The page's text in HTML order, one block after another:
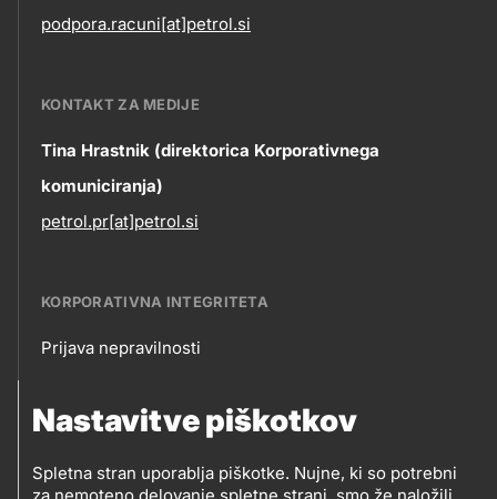
Nastavitve piškotkov
Spletna stran uporablja piškotke. Nujne, ki so potrebni
podpora.racuni[at]petrol.si
KONTAKT ZA MEDIJE
Tina Hrastnik (direktorica Korporativnega
komuniciranja)
petrol.pr[at]petrol.si
KORPORATIVNA INTEGRITETA
integriteta
Prijava nepravilnosti
SLEDITE NAM
Prodajna mesta